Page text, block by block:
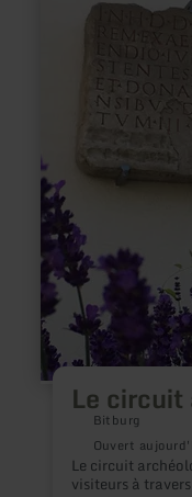
Le
Bitburg
Ouvert
Le circuit
visiteurs à
archéologique